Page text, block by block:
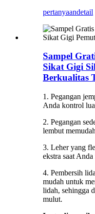
pertanyaandetail
Sampel
Sikat Gigi
Berkualitas
1. Pegangan
Anda kontrol
2. Pegangan
lembut
3. Leher yang
ekstra saat
4. Pembersih
mudah untuk
lidah, sehingga
mulut.